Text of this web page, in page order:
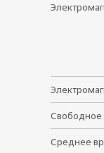
Свободное
Среднее